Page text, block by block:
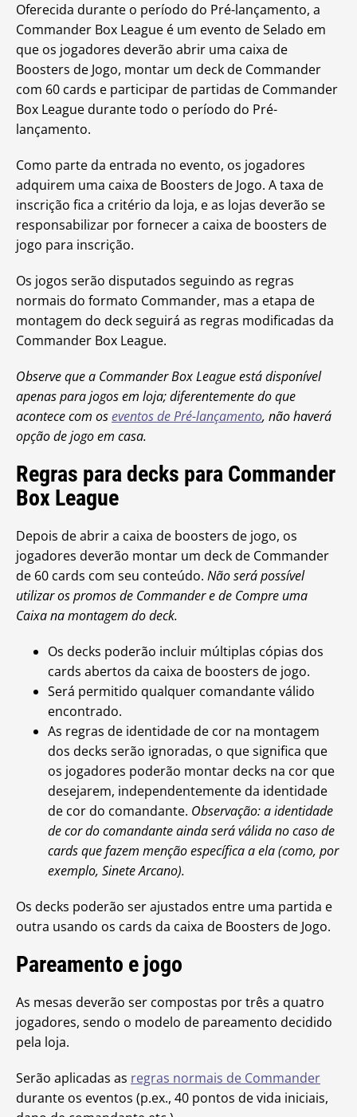
Oferecida durante o período do Pré-lançamento, a
Commander Box League é um evento de Selado em
que os jogadores deverão abrir uma caixa de
Boosters de Jogo, montar um deck de Commander
com 60 cards e participar de partidas de Commander
Box League durante todo o período do Pré-
lançamento.
Como parte da entrada no evento, os jogadores
adquirem uma caixa de Boosters de Jogo. A taxa de
inscrição fica a critério da loja, e as lojas deverão se
responsabilizar por fornecer a caixa de boosters de
jogo para inscrição.
Os jogos serão disputados seguindo as regras
normais do formato Commander, mas a etapa de
montagem do deck seguirá as regras modificadas da
Commander Box League.
Observe que a Commander Box League está disponível
apenas para jogos em loja; diferentemente do que
acontece com oseventos de Pré-lançamento, não haverá
opção de jogo em casa.
Regras para decks para Commander
Box League
Depois de abrir a caixa de boosters de jogo, os
jogadores deverão montar um deck de Commander
de 60 cards com seu conteúdo. Não será possível
utilizar os promos de Commander e de Compre uma
Caixa na montagem do deck.
Os decks poderão incluir múltiplas cópias dos
cards abertos da caixa de boosters de jogo.
Será permitido qualquer comandante válido
encontrado.
As regras de identidade de cor na montagem
dos decks serão ignoradas, o que significa que
os jogadores poderão montar decks na cor que
desejarem, independentemente da identidade
de cor do comandante. Observação: a identidade
de cor do comandante ainda será válida no caso de
cards que fazem menção específica a ela (como, por
exemplo, Sinete Arcano).
Os decks poderão ser ajustados entre uma partida e
outra usando os cards da caixa de Boosters de Jogo.
Pareamento e jogo
As mesas deverão ser compostas por três a quatro
jogadores, sendo o modelo de pareamento decidido
pela loja.
Serão aplicadas as regras normais de Commander
durante os eventos (p.ex., 40 pontos de vida iniciais,